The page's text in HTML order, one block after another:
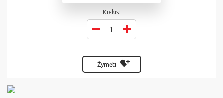
Kiekis:
Žymėti